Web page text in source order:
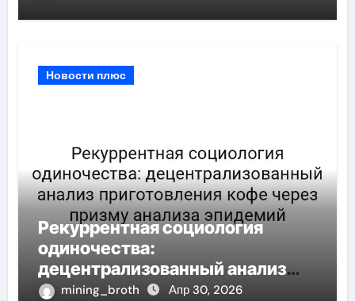
Новости плюс
Рекуррентная социология
одиночества:
децентрализованный анализ
приготовления кофе через
mining_broth Апр 30, 2026